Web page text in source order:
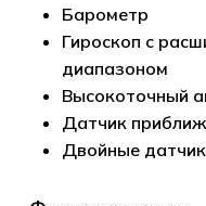
Барометр
Гироскоп с
диапазоном
Высокоточ­ный
Датчик
Двойные